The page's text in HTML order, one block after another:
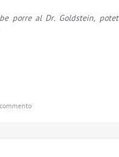
porre al Dr. Goldstein,